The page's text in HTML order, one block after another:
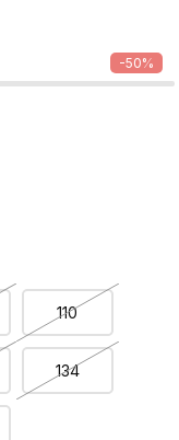
-50%
110
134